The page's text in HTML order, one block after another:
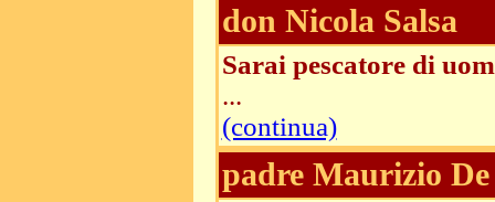
don Nicola Salsa
Sarai pescatore di
...
(continua)
padre Maurizio De